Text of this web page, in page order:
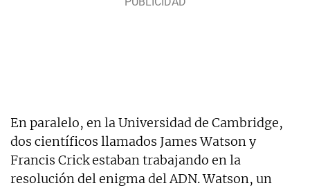
En paralelo, en la Universidad de Cambridge,
dos científicos llamados James Watson y
Francis Crick estaban trabajando en la
resolución del enigma del ADN. Watson, un